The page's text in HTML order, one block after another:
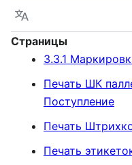
Язык
Страницы
3.3.1
Печать ШК
Поступление
Печать
Печать